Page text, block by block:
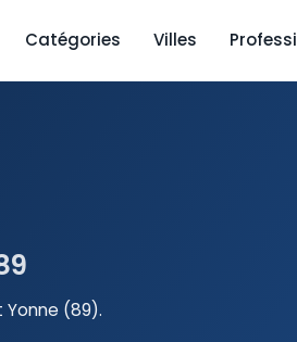
Catégories Villes
(89).